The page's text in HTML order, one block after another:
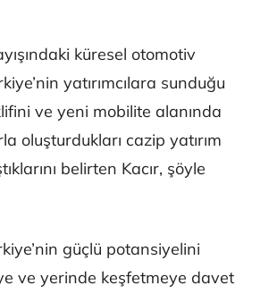
küresel otomotiv
yatırımcılara sunduğu
ve yeni mobilite alanında
oluşturdukları cazip yatırım
belirten Kacır, şöyle
güçlü potansiyelini
ve yerinde keşfetmeye davet